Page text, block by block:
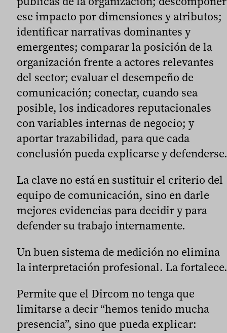
ese impacto por dimensiones y atributos;
identificar narrativas dominantes y
emergentes; comparar la posición de la
organización frente a actores relevantes
del sector; evaluar el desempeño de
comunicación; conectar, cuando sea
posible, los indicadores reputacionales
con variables internas de negocio; y
aportar trazabilidad, para que cada
conclusión pueda explicarse y defenderse.
La clave no está en sustituir el criterio del
equipo de comunicación, sino en darle
mejores evidencias para decidir y para
defender su trabajo internamente.
Un buen sistema de medición no elimina
la interpretación profesional. La fortalece.
Permite que el Dircom no tenga que
limitarse a decir “hemos tenido mucha
presencia”, sino que pueda explicar: